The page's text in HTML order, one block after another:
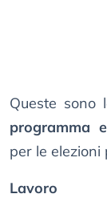
Queste sono
programma
per le elezioni
Lavoro